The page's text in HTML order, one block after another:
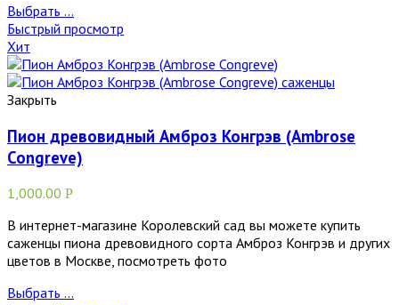
Выбрать ...
Быстрый просмотр
Хит
Закрыть
Пион древовидный Амброз Конгрэв (Ambrose
Congreve)
1,000.00 Р
В интернет-магазине Королевский сад вы можете купить
саженцы пиона древовидного сорта Амброз Конгрэв и других
цветов в Москве, посмотреть фото
Выбрать ...